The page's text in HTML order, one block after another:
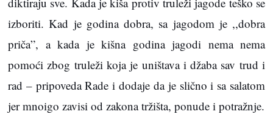
izboriti. Kad je godina dobra, sa jagodom je ,,dobra
priča”, a kada je kišna godina jagodi nema nema
pomoći zbog truleži koja je uništava i džaba sav trud i
rad – pripoveda Rade i dodaje da je slično i sa salatom
jer mnoigo zavisi od zakona tržišta, ponude i potražnje.